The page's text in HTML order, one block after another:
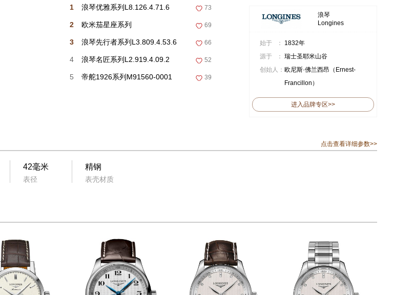
1 浪琴优雅系列L8.126.4.71.6 73
2 欧米茄星座系列
131.10.25.60.02.002
69
3 浪琴先行者系列L3.809.4.53.6 66
4 浪琴名匠系列L2.919.4.09.2 52
5 帝舵1926系列M91560-0001 39
浪琴
Longines
始于 ：
1832年
源于 ： 瑞士圣耶米山谷
创始人： 欧尼斯·佛兰西昂（Ernest-
Francillon）
进入品牌专区>>
点击查看详细参数>>
42毫米
表径
精钢
表壳材质